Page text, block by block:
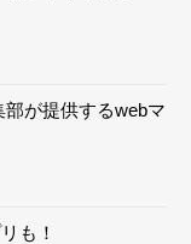
部が提供するwebマ
も！